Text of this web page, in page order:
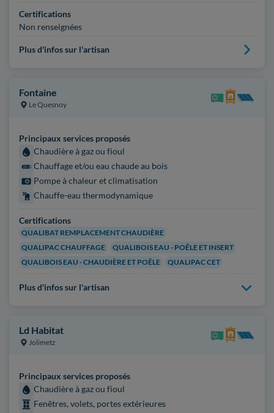
Certifications
Non renseignées
Plus d'infos sur l'artisan
Fontaine
Le Quesnoy
Principaux services proposés
Chaudière à gaz ou fioul
Chauffage et/ou eau chaude au bois
Pompe à chaleur et climatisation
Chauffe-eau thermodynamique
Certifications
QUALIBAT REMPLACEMENT CHAUDIÈRE
QUALIPAC CHAUFFAGE
QUALIBOIS EAU - POÊLE ET INSERT
QUALIBOIS EAU - CHAUDIÈRE ET POÊLE
QUALIPAC CET
Plus d'infos sur l'artisan
Ld Habitat
Jolimetz
Principaux services proposés
Chaudière à gaz ou fioul
Fenêtres, volets, portes extérieures